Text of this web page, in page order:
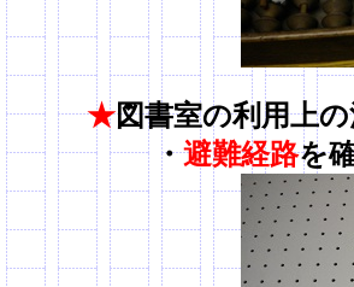
★図書室の利用上
・避難経路を